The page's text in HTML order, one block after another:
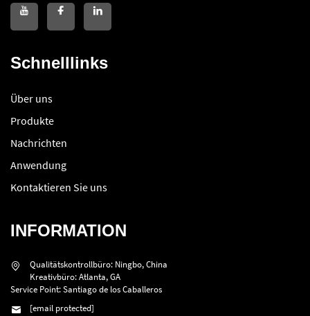
Schnelllinks
Über uns
Produkte
Nachrichten
Anwendung
Kontaktieren Sie uns
INFORMATION
Qualitätskontrollbüro: Ningbo, China
Kreativbüro: Atlanta, GA
Service Point: Santiago de los Caballeros
[email protected]